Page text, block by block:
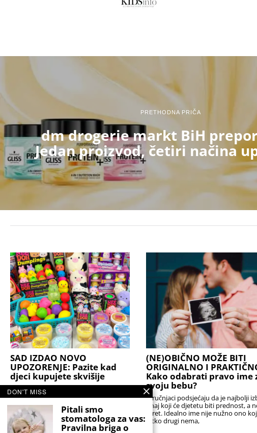
PRETHODNA PRIČA
dm drogerie markt BiH
Jedan proizvod, četiri načina
SAD IZDAO NOVO
UPOZORENJE: Pazite kad
djeci kupujete skvišije
Nema sumnje da je to hit igračka i da je
definitivno postala viralna. No to ne
znači da je baš sve u redu s
(NE)OBIČNO MOŽE BITI
ORIGINALNO I
Kako odabrati pravo ime
svoju bebu?
Stručnjaci podsjećaju da je najbolji
onaj koji će djetetu biti prednost, a
teret. Idealno ime nije nužno ono
nitko drugi nema,
DON'T MISS
Pitali smo
stomatologa za vas:
Pravilna briga o